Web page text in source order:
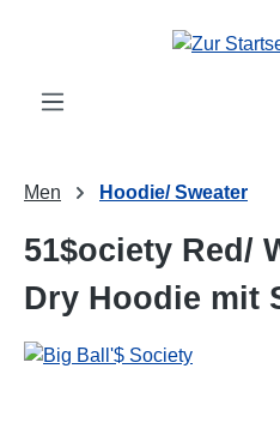
Men Hoodie/ Sweater
51$ociety Red/
Dry Hoodie mit